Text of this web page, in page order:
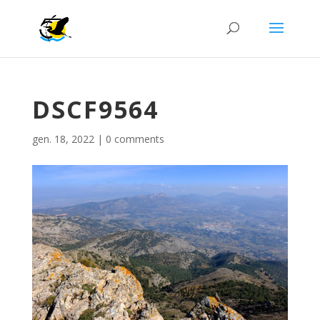
DSCF9564
gen. 18, 2022| 0 comments